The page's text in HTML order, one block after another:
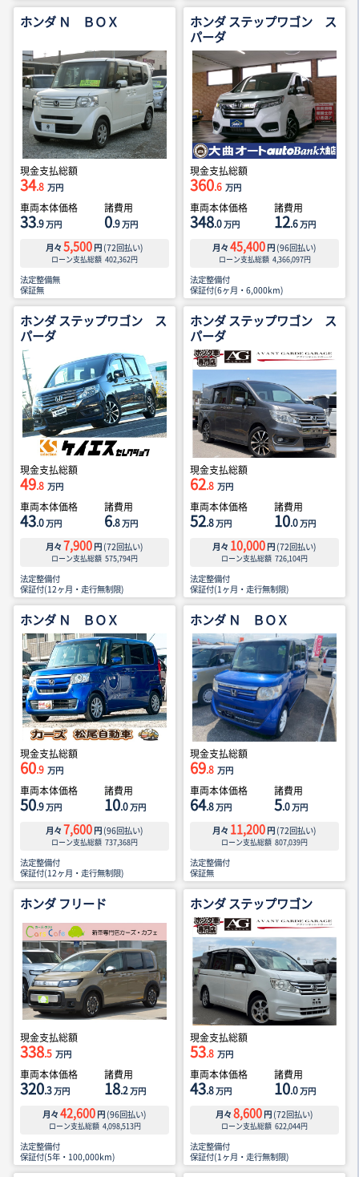
ホンダ Ｎ ＢＯＸ
現金支払総額
34.8 万円
車両本体価格
33.9万円
諸費用
0.9万円
月々 5,500 円 (72回払い)
ローン支払総額 402,362円
法定整備無
保証無
ホンダ ステップワゴン ス
パーダ
現金支払総額
360.6 万円
車両本体価格
348.0万円
諸費用
12.6万円
月々 45,400 円 (96回払い)
ローン支払総額 4,366,097円
法定整備付
保証付(6ヶ月・6,000km)
ホンダ ステップワゴン ス
パーダ
現金支払総額
49.8 万円
車両本体価格
43.0万円
諸費用
6.8万円
月々 7,900 円 (72回払い)
ローン支払総額 575,794円
法定整備付
保証付(12ヶ月・走行無制限)
ホンダ ステップワゴン ス
パーダ
現金支払総額
62.8 万円
車両本体価格
52.8万円
諸費用
10.0万円
月々 10,000 円 (72回払い)
ローン支払総額 726,104円
法定整備付
保証付(1ヶ月・走行無制限)
ホンダ Ｎ ＢＯＸ
現金支払総額
60.9 万円
車両本体価格
50.9万円
諸費用
10.0万円
月々 7,600 円 (96回払い)
ローン支払総額 737,368円
法定整備付
保証付(12ヶ月・走行無制限)
ホンダ Ｎ ＢＯＸ
現金支払総額
69.8 万円
車両本体価格
64.8万円
諸費用
5.0万円
月々 11,200 円 (72回払い)
ローン支払総額 807,039円
法定整備付
保証無
ホンダ フリード
現金支払総額
338.5 万円
車両本体価格
320.3万円
諸費用
18.2万円
月々 42,600 円 (96回払い)
ローン支払総額 4,098,513円
法定整備付
保証付(5年・100,000km)
ホンダ ステップワゴン
現金支払総額
53.8 万円
車両本体価格
43.8万円
諸費用
10.0万円
月々 8,600 円 (72回払い)
ローン支払総額 622,044円
法定整備付
保証付(1ヶ月・走行無制限)